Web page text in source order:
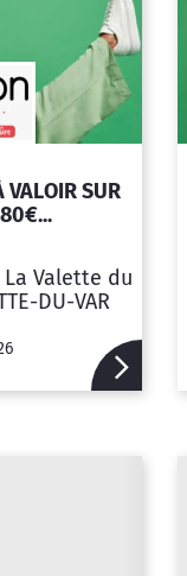
VALOIR SUR
La Valette du
DU-VAR